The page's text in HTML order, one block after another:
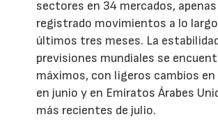
sectores en 34 mercados,
registrado movimientos a lo
últimos tres meses. La
previsiones mundiales se
máximos, con ligeros cambios en
en junio y en Emiratos Árabes
más recientes de julio.